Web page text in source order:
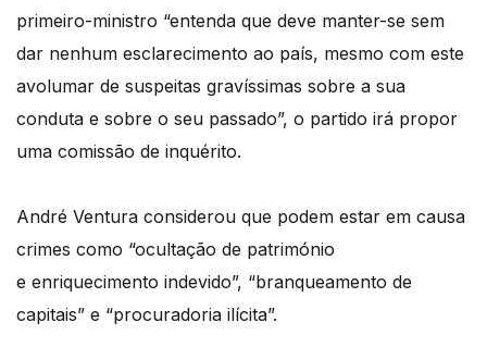
primeiro-ministro “entenda que deve manter-se sem
dar nenhum esclarecimento ao país, mesmo com este
avolumar de suspeitas gravíssimas sobre a sua
conduta e sobre o seu passado”, o partido irá propor
uma comissão de inquérito.
André Ventura considerou que podem estar em causa
crimes como “ocultação de património
e enriquecimento indevido”, “branqueamento de
capitais” e “procuradoria ilícita”.